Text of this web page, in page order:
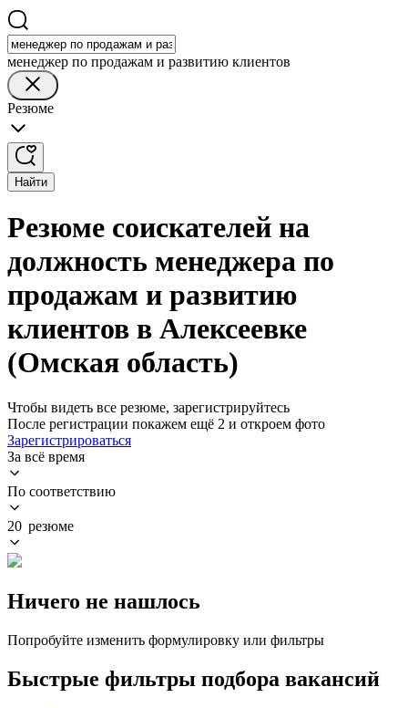
менеджер по продажам и развитию клиентов
Резюме
Найти
Резюме соискателей на
должность менеджера по
продажам и развитию
клиентов в Алексеевке
(Омская область)
Чтобы видеть все резюме, зарегистрируйтесь
После регистрации покажем ещё 2 и откроем фото
Зарегистрироваться
За всё время
По соответствию
20 резюме
Ничего не нашлось
Попробуйте изменить формулировку или фильтры
Быстрые фильтры подбора вакансий